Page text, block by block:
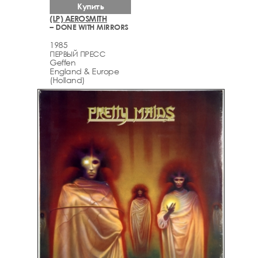
(LP) AEROSMITH
– DONE WITH MIRRORS
1985
ПЕРВЫЙ ПРЕСС
Geffen
England & Europe
(Holland)
Купить